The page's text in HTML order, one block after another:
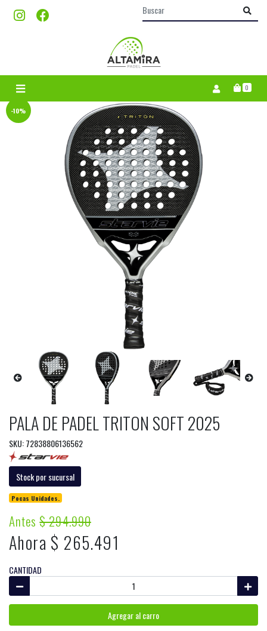
0
-10%
PALA DE PADEL TRITON SOFT 2025
SKU: 72838806136562
Stock por sucursal
Pocas Unidades.
Antes$ 294.990
Ahora $ 265.491
CANTIDAD
Agregar al carro